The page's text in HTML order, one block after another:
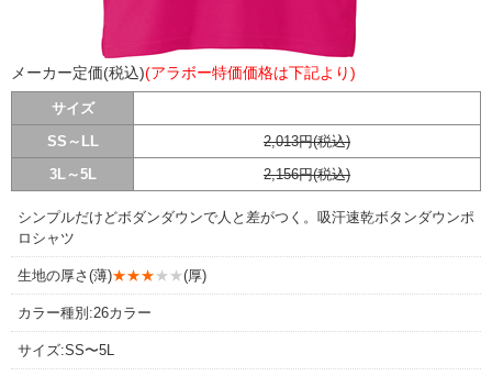
メーカー定価(税込)(アラボー特価価格は下記より)
サイズ
SS～LL
2,013円(税込)
3L～5L
2,156円(税込)
シンプルだけどボダンダウンで人と差がつく。吸汗速乾ボタンダウンポ
ロシャツ
生地の厚さ(薄)★★★★★(厚)
カラー種別:26カラー
サイズ:SS〜5L